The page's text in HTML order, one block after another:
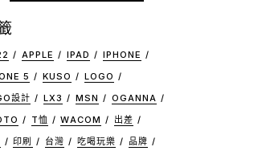
APPLE IPAD
IPHONE
5
KUSO
LOGO
設計
LX3 MSN
OGANNA
T恤 WACOM
出差
印刷 台灣 吃喝玩樂
品牌